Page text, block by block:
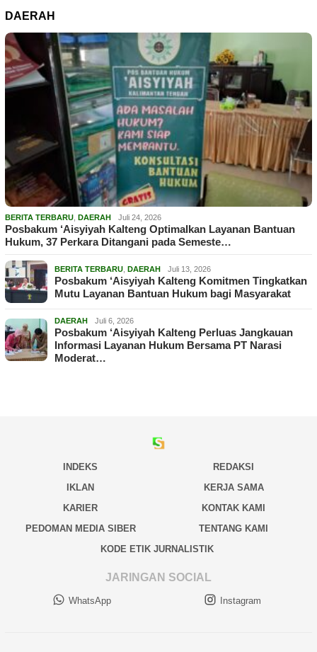
DAERAH
BERITA TERBARU DAERAH Juli 24, 2026
Posbakum ‘Aisyiyah Kalteng Optimalkan Layanan Bantuan
Hukum, 37 Perkara Ditangani pada Semeste…
BERITA TERBARU DAERAH Juli 13, 2026
Posbakum ‘Aisyiyah Kalteng Komitmen Tingkatkan
Mutu Layanan Bantuan Hukum bagi Masyarakat
DAERAH Juli 6, 2026
Posbakum ‘Aisyiyah Kalteng Perluas Jangkauan
Informasi Layanan Hukum Bersama PT Narasi
Moderat…
INDEKS
REDAKSI
IKLAN
KERJA SAMA
KARIER
KONTAK KAMI
PEDOMAN MEDIA SIBER
TENTANG KAMI
KODE ETIK JURNALISTIK
JARINGAN SOCIAL
WhatsApp Instagram